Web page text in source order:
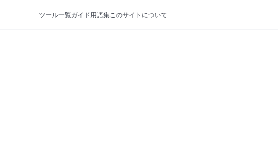
ツール一覧ガイド用語集このサイトについて